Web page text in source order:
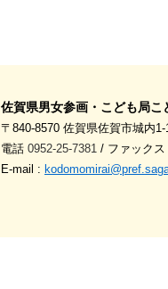
佐賀県男女参画・こども局こ
〒840-8570 佐賀県佐賀市城内1-
電話 0952-25-7381 / ファック
E-mail :